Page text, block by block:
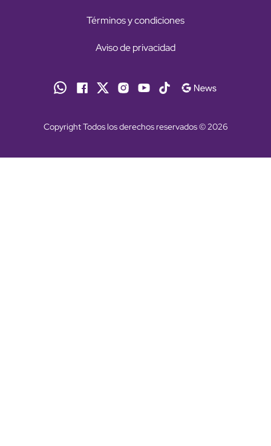
Términos y condiciones
Aviso de privacidad
Copyright Todos los derechos reservados © 2026